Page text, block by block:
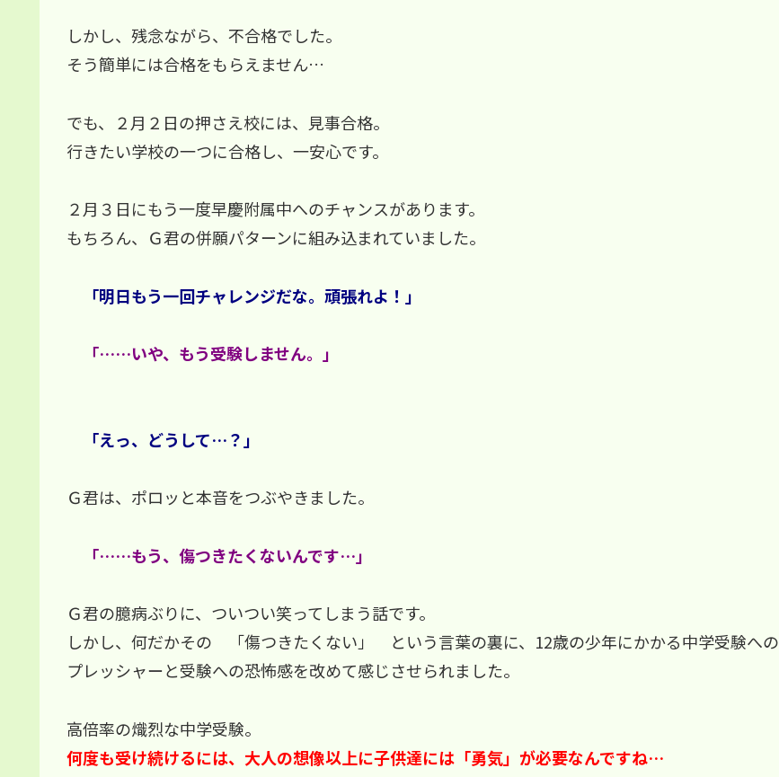
しかし、残念ながら、不合格でした。
そう簡単には合格をもらえません…
でも、２月２日の押さえ校には、見事合格。
行きたい学校の一つに合格し、一安心です。
２月３日にもう一度早慶附属中へのチャンスがあります。
もちろん、Ｇ君の併願パターンに組み込まれていました。
「明日もう一回チャレンジだな。頑張れよ！」
「……いや、もう受験しません。」
「えっ、どうして…？」
Ｇ君は、ポロッと本音をつぶやきました。
「……もう、傷つきたくないんです…」
Ｇ君の臆病ぶりに、ついつい笑ってしまう話です。
しかし、何だかその 「傷つきたくない」 という言葉の裏に、12歳の少年にかかる中学受験への
プレッシャーと受験への恐怖感を改めて感じさせられました。
高倍率の熾烈な中学受験。
何度も受け続けるには、大人の想像以上に子供達には「勇気」が必要なんですね…